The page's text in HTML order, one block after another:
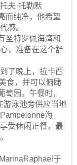
夫·托勒默
而纯净，他希望
感。
圣特罗佩海湾和
，准备在这个舒
了晚上，拉卡西
食，并可以俯瞰
园。午餐时，
游泳池旁供应当地
海
受休闲正餐。最
于